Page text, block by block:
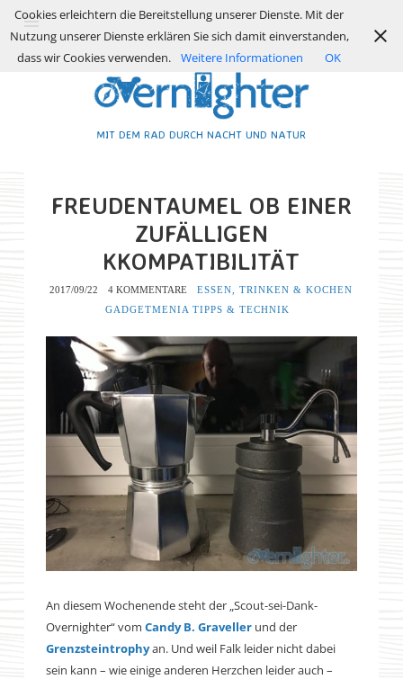
MIT DEM RAD DURCH NACHT UND NATUR
FREUDENTAUMEL OB EINER
ZUFÄLLIGEN
KKOMPATIBILITÄT
2017/09/22 4 KOMMENTARE
ESSEN, TRINKEN & KOCHEN
GADGETMENIA TIPPS & TECHNIK
An diesem Wochenende steht der „Scout-sei-Dank-
Overnighter“ vom Candy B. Gravellerund der
Grenzsteintrophyan. Und weil Falk leider nicht dabei
sein kann – wie einige anderen Herzchen leider auch –
Cookies erleichtern die Bereitstellung unserer Dienste. Mit der
Nutzung unserer Dienste erklären Sie sich damit einverstanden,
dass wir Cookies verwenden.
Weitere Informationen OK